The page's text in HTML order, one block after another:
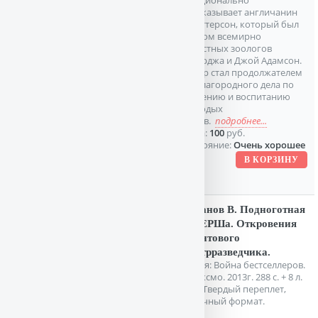
рассказывает англичанин
Г.Паттерсон, который был
другом всемирно
известных зоологов
Джорджа и Джой Адамсон.
Автор стал продолжателем
их благородного дела по
спасению и воспитанию
молодых
львов. подробнее...
Цена: 100руб.
Состояние:Очень хорошее
Баранов В. Подноготная
СМЕРШа. Откровения
фронтового
контрразведчика.
Серия: Война бестселлеров.
М. Эксмо. 2013г. 288 с. + 8 л.
илл. Твердый переплет,
Обычный формат.